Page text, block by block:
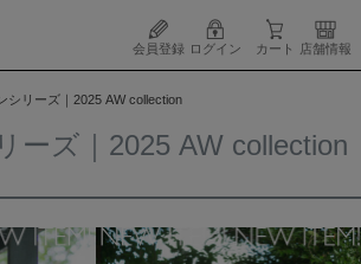
会員登録 ログイン カート 店舗情報
シリーズ｜2025 AW collection
ーズ｜2025 AW collection